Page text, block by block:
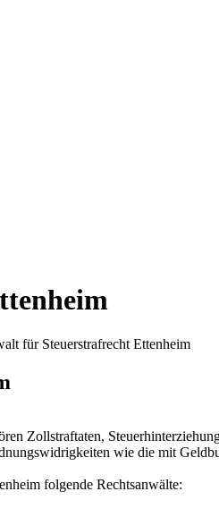
für Steuerstrafrecht Ettenheim
Zollstraftaten,
wie die mit
folgende Rechtsanwälte: